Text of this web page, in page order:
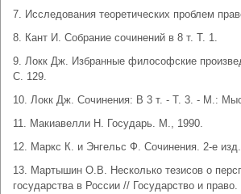
7. Исследования теоретических проблем
8. Кант И. Собрание сочинений в 8 т. Т. 1.
9. Локк Дж. Избранные философские
С. 129.
10. Локк Дж. Сочинения: В 3 т. - Т. 3. - М.:
11. Макиавелли Н. Государь. М., 1990.
12. Маркс К. и Энгельс Ф. Сочинения. 2-е
13. Мартышин О.В. Несколько тезисов о
государства в России // Государство и